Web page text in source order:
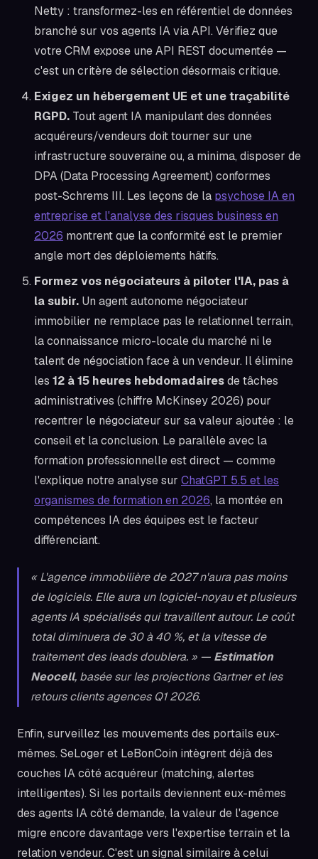
Netty : transformez-les en référentiel de données
branché sur vos agents IA via API. Vérifiez que
votre CRM expose une API REST documentée —
c'est un critère de sélection désormais critique.
Exigez un hébergement UE et une traçabilité
RGPD. Tout agent IA manipulant des données
acquéreurs/vendeurs doit tourner sur une
infrastructure souveraine ou, a minima, disposer de
DPA (Data Processing Agreement) conformes
post-Schrems III. Les leçons de la psychose IA en
entreprise et l'analyse des risques business en
2026 montrent que la conformité est le premier
angle mort des déploiements hâtifs.
Formez vos négociateurs à piloter l'IA, pas à
la subir. Un agent autonome négociateur
immobilier ne remplace pas le relationnel terrain,
la connaissance micro-locale du marché ni le
talent de négociation face à un vendeur. Il élimine
les 12 à 15 heures hebdomadairesde tâches
administratives (chiffre McKinsey 2026) pour
recentrer le négociateur sur sa valeur ajoutée : le
conseil et la conclusion. Le parallèle avec la
formation professionnelle est direct — comme
l'explique notre analyse sur ChatGPT 5.5 et les
organismes de formation en 2026, la montée en
compétences IA des équipes est le facteur
différenciant.
« L'agence immobilière de 2027 n'aura pas moins
de logiciels. Elle aura un logiciel-noyau et plusieurs
agents IA spécialisés qui travaillent autour. Le coût
total diminuera de 30 à 40 %, et la vitesse de
traitement des leads doublera. » — Estimation
Neocell, basée sur les projections Gartner et les
retours clients agences Q1 2026.
Enfin, surveillez les mouvements des portails eux-
mêmes. SeLoger et LeBonCoin intègrent déjà des
couches IA côté acquéreur (matching, alertes
intelligentes). Si les portails deviennent eux-mêmes
des agents IA côté demande, la valeur de l'agence
migre encore davantage vers l'expertise terrain et la
relation vendeur. C'est un signal similaire à celui